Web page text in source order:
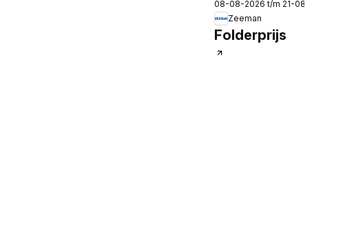
08-08-2026 t/m 21-08-2026
Zeeman
Folderprijs